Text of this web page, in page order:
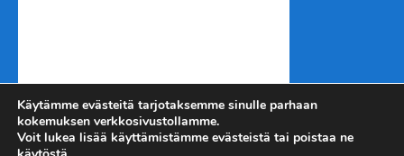
Käytämme evästeitä tarjotaksemme sinulle parhaan
kokemuksen verkkosivustollamme.
Voit lukea lisää käyttämistämme evästeistä tai poistaa ne